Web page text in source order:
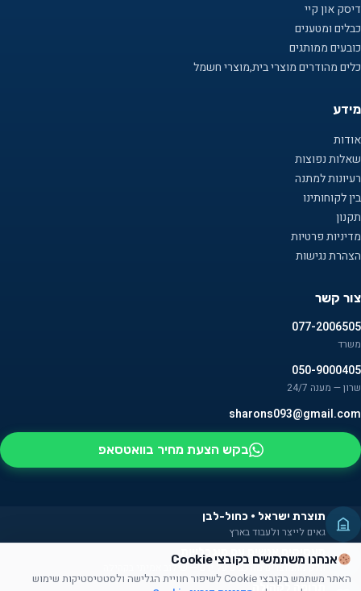
דיסק און קיי
כבלים ומטענים
כובעים ממותגים
כלים מהודרים מוצרי בית,מוצרי חשמל
מידע
אודות
שאלות נפוצות
רעיונות למתנה
בין לקוחותינו
תקנון
מדיניות פרטיות
הצהרת נגישות
צור קשר
077-2006505
משרד
050-9000405
שרון — מענה 24/7
sharons093@gmail.com
בקש הצעת מחיר בוואטסאפ
תוצרת ישראל · כחול-לבן
גאים לייצר ולעבוד בארץ
מעסיקים אנשים עם מוגבלויות
חלק מהמוצרים מורכבים על ידם — שילוב אמיתי בקהילה
תרומה לקהילה
אנחנו משתמשים בקובצי Cookie
האתר משתמש בקובצי Cookie לשיפור חוויית הגלישה ולסטטיסטיקות שימוש